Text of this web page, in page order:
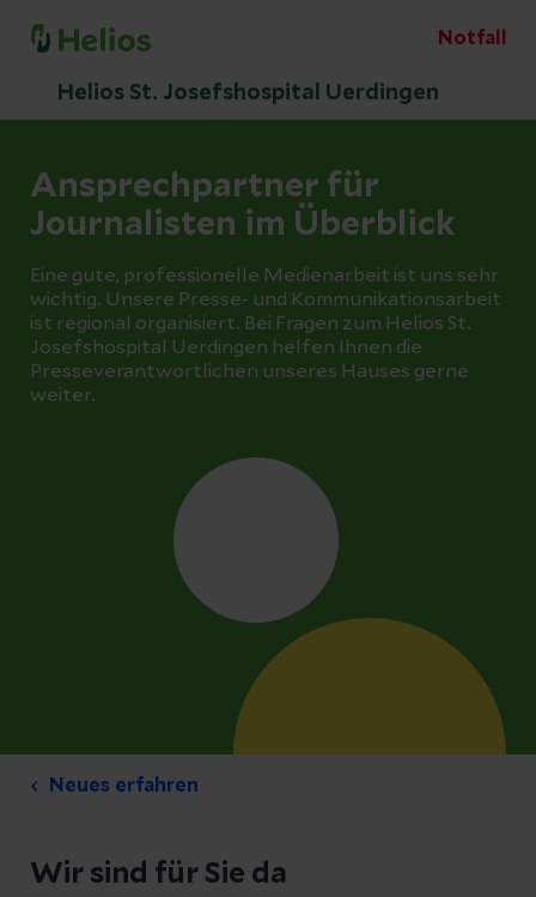
Notfall
Helios St. Josefshospital Uerdingen
Ansprechpartner für
Journalisten im Überblick
Eine gute, professionelle Medienarbeit ist uns sehr
wichtig. Unsere Presse- und Kommunikationsarbeit
ist regional organisiert. Bei Fragen zum Helios St.
Josefshospital Uerdingen helfen Ihnen die
Presseverantwortlichen unseres Hauses gerne
weiter.
Neues erfahren
Wir sind für Sie da